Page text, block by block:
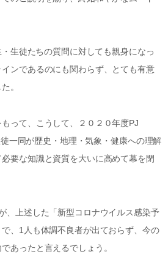
生徒たちの質問に対しても親身になっ
ンであるのにも関わらず、とても有意
。
って、こうして、２０２０年度PJ
一同が歴史・地理・気象・健康への理解
要な知識と資質を大いに高めて幕を閉
、上述した「新型コロナウイルス感染予
、1人も体調不良者が出ておらず、今の
あったと言えるでしょう。